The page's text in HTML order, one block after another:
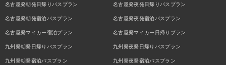
名古屋発朝発日帰りバスプラン 名古屋発夜発日帰りバスプラン
名古屋発朝発宿泊バスプラン 名古屋発夜発宿泊バスプラン
名古屋発マイカー宿泊プラン 名古屋発マイカー日帰りプラン
九州発朝発日帰りバスプラン 九州発夜発日帰りバスプラン
九州発朝発宿泊バスプラン 九州発夜発宿泊バスプラン